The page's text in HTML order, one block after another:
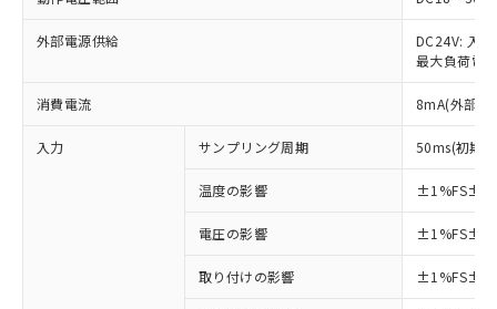
外部電源供給
DC24V: 入
最大負荷電
消費電流 8mA(外部電
入力 サンプリング周期 50ms(初期
温度の影響 ±1%FS±1
電圧の影響 ±1%FS±1
取り付けの影響 ±1%FS±1